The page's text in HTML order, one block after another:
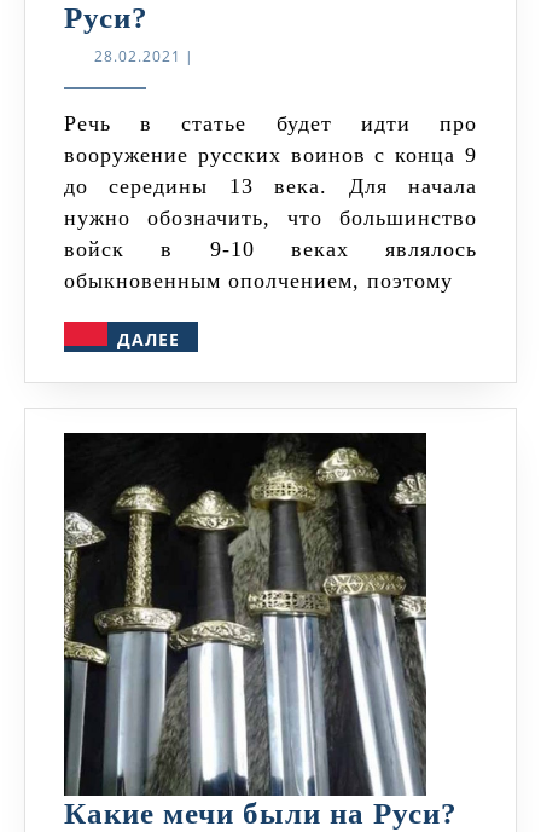
Руси?
оружие
самым
распространенным
на
Руси?
28.02.2021 28.02.2021
|
Речь в статье будет идти про
вооружение русских воинов с конца 9
до середины 13 века. Для начала
нужно обозначить, что большинство
войск в 9-10 веках являлось
обыкновенным ополчением, поэтому
ДАЛЕЕ
Какие мечи были на Руси?